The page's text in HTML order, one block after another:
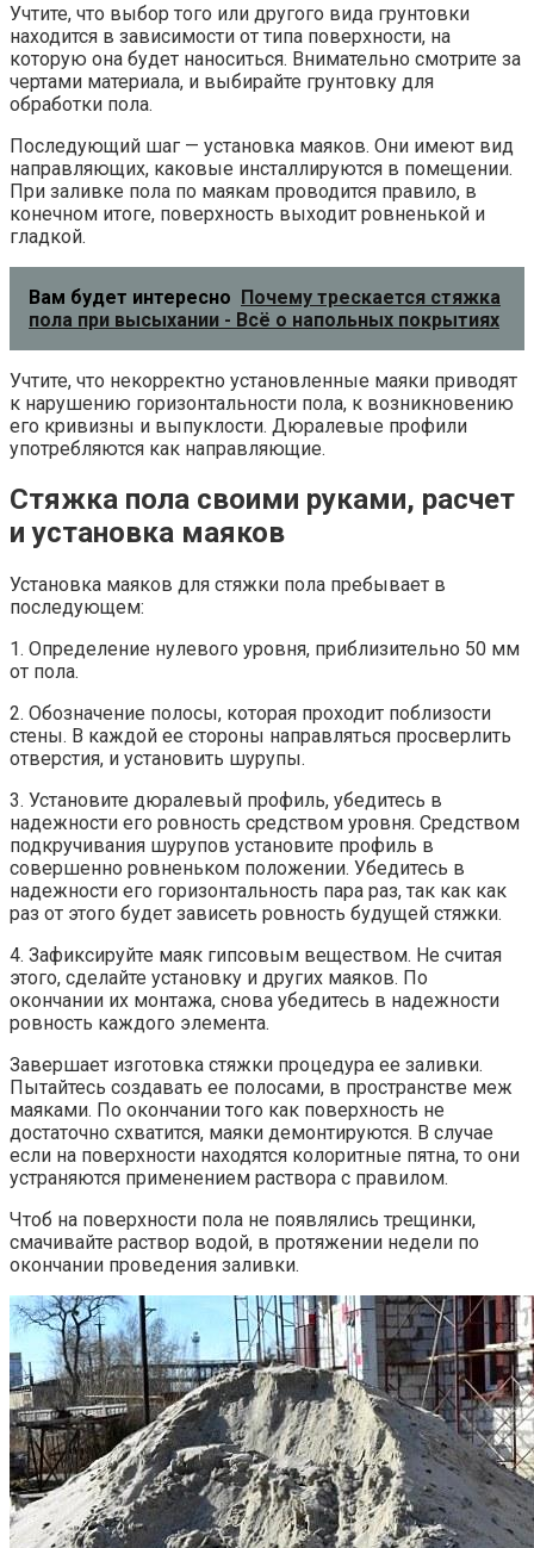
Учтите, что выбор того или другого вида грунтовки
находится в зависимости от типа поверхности, на
которую она будет наноситься. Внимательно смотрите за
чертами материала, и выбирайте грунтовку для
обработки пола.
Последующий шаг — установка маяков. Они имеют вид
направляющих, каковые инсталлируются в помещении.
При заливке пола по маякам проводится правило, в
конечном итоге, поверхность выходит ровненькой и
гладкой.
Вам будет интересно Почему трескается стяжка
пола при высыхании - Всё о напольных покрытиях
Учтите, что некорректно установленные маяки приводят
к нарушению горизонтальности пола, к возникновению
его кривизны и выпуклости. Дюралевые профили
употребляются как направляющие.
Стяжка пола своими руками, расчет
и установка маяков
Установка маяков для стяжки пола пребывает в
последующем:
1. Определение нулевого уровня, приблизительно 50 мм
от пола.
2. Обозначение полосы, которая проходит поблизости
стены. В каждой ее стороны направляться просверлить
отверстия, и установить шурупы.
3. Установите дюралевый профиль, убедитесь в
надежности его ровность средством уровня. Средством
подкручивания шурупов установите профиль в
совершенно ровненьком положении. Убедитесь в
надежности его горизонтальность пара раз, так как как
раз от этого будет зависеть ровность будущей стяжки.
4. Зафиксируйте маяк гипсовым веществом. Не считая
этого, сделайте установку и других маяков. По
окончании их монтажа, снова убедитесь в надежности
ровность каждого элемента.
Завершает изготовка стяжки процедура ее заливки.
Пытайтесь создавать ее полосами, в пространстве меж
маяками. По окончании того как поверхность не
достаточно схватится, маяки демонтируются. В случае
если на поверхности находятся колоритные пятна, то они
устраняются применением раствора с правилом.
Чтоб на поверхности пола не появлялись трещинки,
смачивайте раствор водой, в протяжении недели по
окончании проведения заливки.